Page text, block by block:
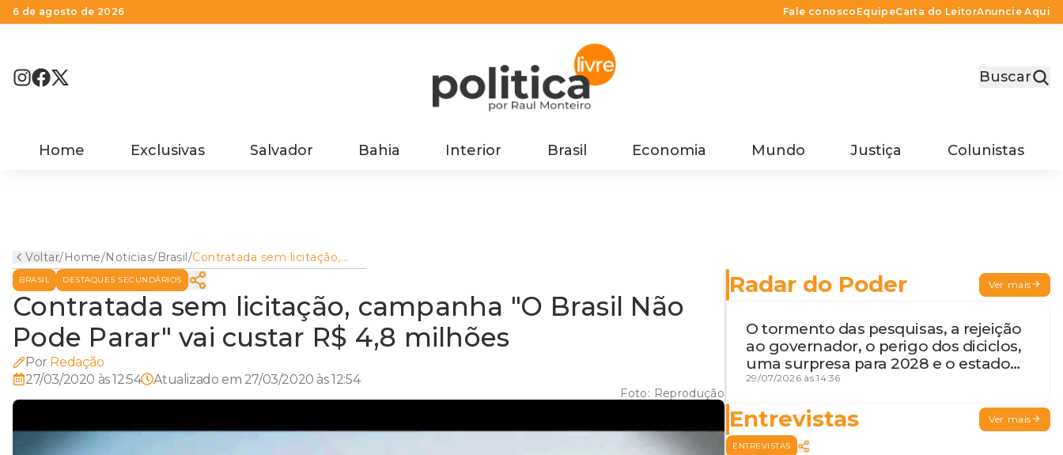
6 de agosto de 2026 Fale conosco EquipeCarta do LeitorAnuncie Aqui
Buscar
Home Exclusivas Salvador Bahia Interior Brasil Economia Mundo Justiça Colunistas
Voltar/Home/Noticias/Brasil/Contratada sem licitação,
campanha "O Brasil Não
Pode Parar" vai custar R$ 4,8
milhões
BRASIL DESTAQUES SECUNDÁRIOS
Contratada sem licitação, campanha "O Brasil Não
Pode Parar" vai custar R$ 4,8 milhões
Por Redação
27/03/2020 às 12:54
Atualizado em 27/03/2020 às 12:54
Foto: Reprodução
Radar do Poder Ver mais
O tormento das pesquisas, a rejeição
ao governador, o perigo dos diciclos,
uma surpresa para 2028 e o estado
de terceira guerra mundial
29/07/2026 às 14:36
Entrevistas Ver mais
ENTREVISTAS